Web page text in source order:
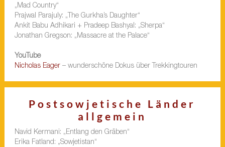
„Mad Country“
Prajwal Parajuly: „The Gurkha’s Daughter“
Ankit Babu Adhikari + Pradeep Bashyal: „Sherpa“
Jonathan Gregson: „Massacre at the Palace“
YouTube
Nicholas Eager– wunderschöne Dokus über Trekkingtouren
Postsowjetische Länder
allgemein
Navid Kermani: „Entlang den Gräben“
Erika Fatland: „Sowjetistan“